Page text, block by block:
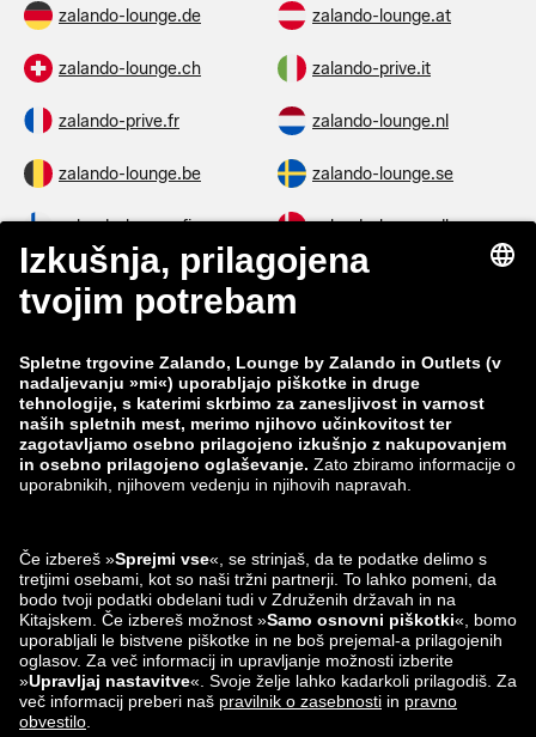
zalando-lounge.de zalando-lounge.at
zalando-lounge.ch zalando-prive.it
zalando-prive.fr zalando-lounge.nl
zalando-lounge.be zalando-lounge.se
zalando-lounge.fi zalando-lounge.dk
zalando-lounge.co.uk zalando-lounge.pl
zalando-lounge.lt zalando-lounge.sk
zalando-lounge.ro zalando-lounge.hr
zalando-lounge.si zalando-lounge.hu
zalando-lounge.lv zalando-lounge.no
Najdeš nas lahko
tudi na